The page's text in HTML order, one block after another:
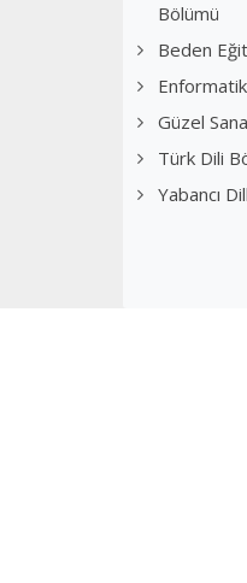
Bölümü
Beden
Güzel
Türk Dili
Yabancı